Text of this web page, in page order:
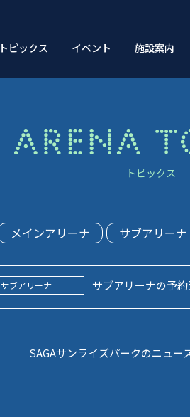
トピックス イベント 施設案内
トピックス
メインアリーナ サブアリーナ
サブアリーナ サブアリーナの予
SAGAサンライズパークのニュー